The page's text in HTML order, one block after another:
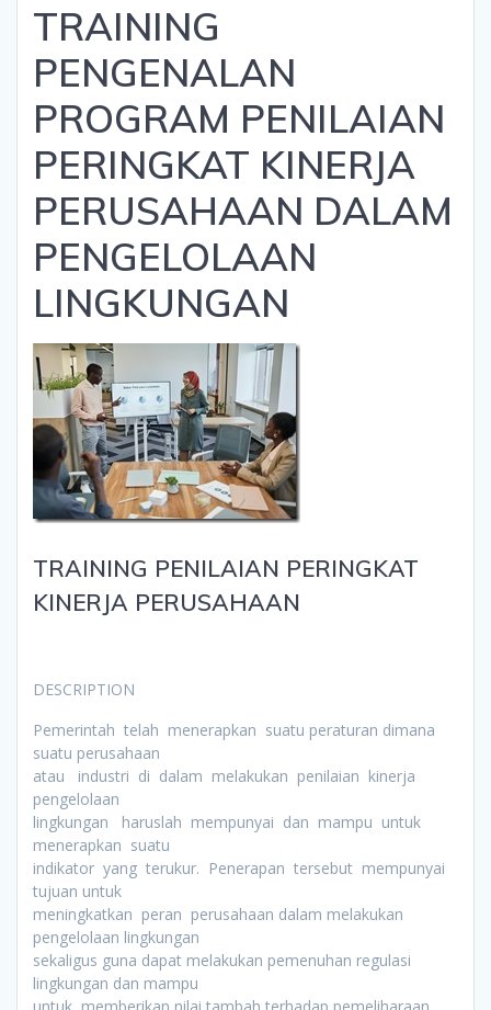
TRAINING
PENGENALAN
PROGRAM PENILAIAN
PERINGKAT KINERJA
PERUSAHAAN DALAM
PENGELOLAAN
LINGKUNGAN
TRAINING PENILAIAN PERINGKAT
KINERJA PERUSAHAAN
DESCRIPTION
Pemerintah telah menerapkan suatu peraturan dimana
suatu perusahaan
atau industri di dalam melakukan penilaian kinerja
pengelolaan
lingkungan haruslah mempunyai dan mampu untuk
menerapkan suatu
indikator yang terukur. Penerapan tersebut mempunyai
tujuan untuk
meningkatkan peran perusahaan dalam melakukan
pengelolaan lingkungan
sekaligus guna dapat melakukan pemenuhan regulasi
lingkungan dan mampu